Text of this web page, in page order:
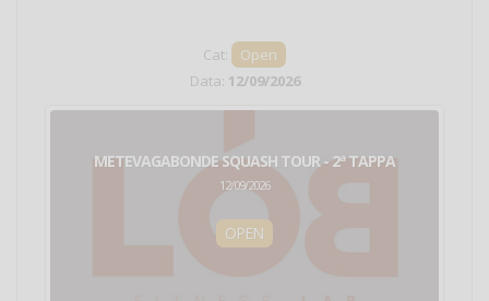
Cat:
Open
Data: 12/09/2026
METEVAGABONDE SQUASH TOUR - 2ª TAPPA
12/09/2026
OPEN